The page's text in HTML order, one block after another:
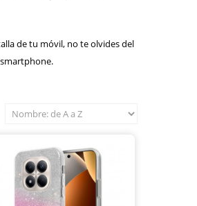
de tu móvil, no te olvides del